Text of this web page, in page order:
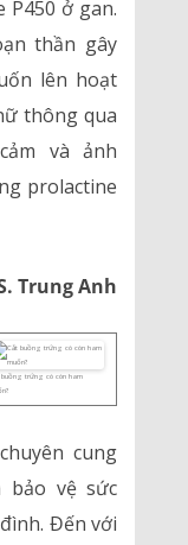
P450 ở gan.
thần gây
lên hoạt
thông qua
và ảnh
prolactine
Trung Anh
buồng trứng có còn ham
cung
bảo vệ sức
Đến với